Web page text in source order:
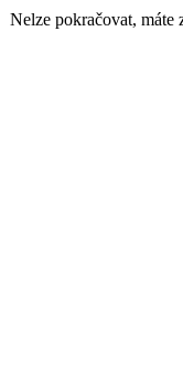
Nelze pokračovat, máte